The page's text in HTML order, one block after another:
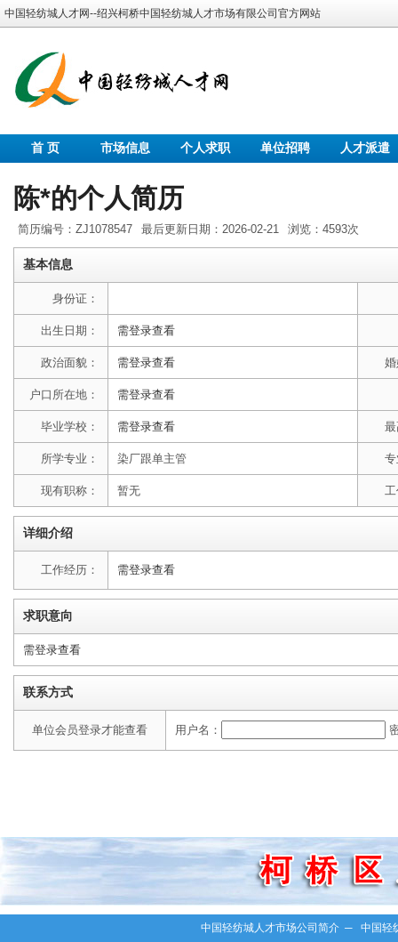
中国轻纺城人才网--绍兴柯桥中国轻纺城人才市场有限公司官方网站
首 页 市场信息 个人求职 单位招聘 人才派遣
陈*的个人简历
简历编号：ZJ1078547 最后更新日期：2026-02-21 浏览：4593次
基本信息
身份证：
出生日期： 需登录查看
政治面貌： 需登录查看
户口所在地： 需登录查看
毕业学校： 需登录查看
所学专业： 染厂跟单主管
现有职称： 暂无
详细介绍
工作经历： 需登录查看
求职意向
需登录查看
联系方式
单位会员登录才能查看 用户名：
中国轻纺城人才市场公司简介─ 中国轻